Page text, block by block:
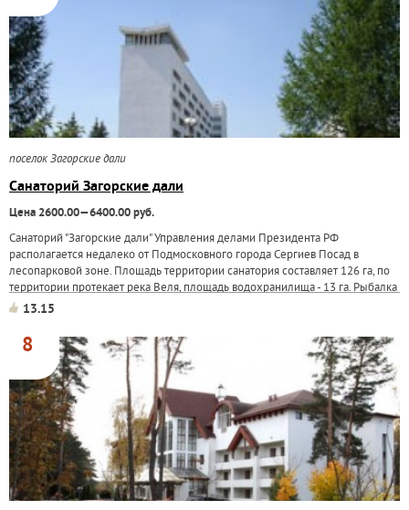
поселок Загорские дали
Санаторий Загорские дали
Цена 2600.00—6400.00 руб.
Санаторий "Загорские дали" Управления делами Президента РФ
располагается недалеко от Подмосковного города Сергиев Посад в
лесопарковой зоне. Площадь территории санатория составляет 126 га, по
территории протекает река Веля, площадь водохранилища - 13 га. Рыбалка
- в любое время года...
13.15
8